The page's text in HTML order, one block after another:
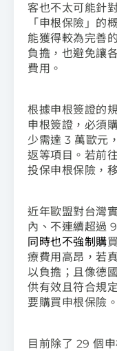
客也不太可能針
「申根保險」的
能獲得較為完善
負擔，也避免讓
費用。
根據申根簽證的
申根簽證，必須
少需達 3 萬歐元
返等項目。若前
投保申根保險，
近年歐盟對台灣
內、不連續超過
同時也不強制購
療費用高昂，若
以負擔；且像德
供有效且符合規
要購買申根保險。
目前除了 29 個